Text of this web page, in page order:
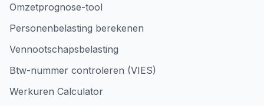
Omzetprognose-tool
Personenbelasting berekenen
Vennootschapsbelasting
Btw-nummer controleren (VIES)
Werkuren Calculator